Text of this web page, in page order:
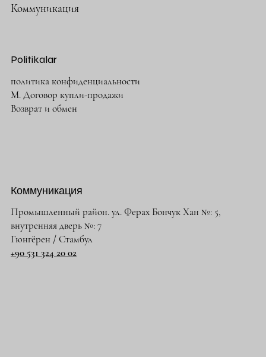
Коммуникация
Politikalar
политика конфиденциальности
М. Договор купли-продажи
Возврат и обмен
Коммуникация
Промышленный район. ул. Ферах Бончук Хан №: 5,
внутренняя дверь №: 7
Гюнгёрен / Стамбул
+90 531 324 20 02